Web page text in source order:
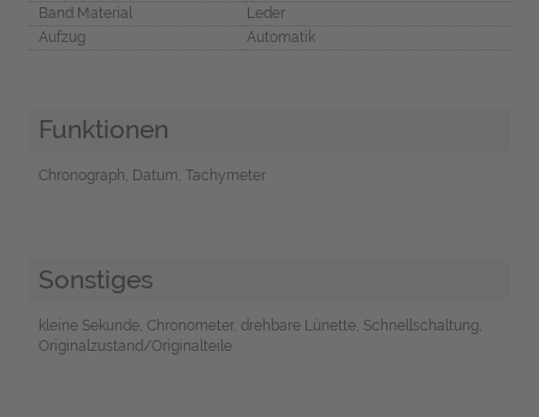
Band Material
Leder
Aufzug
Automatik
Funktionen
Chronograph, Datum, Tachymeter
Sonstiges
kleine Sekunde, Chronometer, drehbare Lünette, Schnellschaltung,
Originalzustand/Originalteile